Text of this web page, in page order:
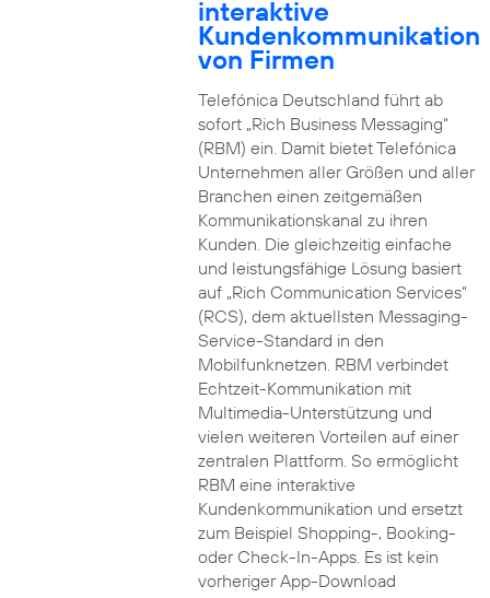
interaktive
Kundenkommunikation
von Firmen
Telefónica Deutschland führt ab
sofort „Rich Business Messaging“
(RBM) ein. Damit bietet Telefónica
Unternehmen aller Größen und aller
Branchen einen zeitgemäßen
Kommunikationskanal zu ihren
Kunden. Die gleichzeitig einfache
und leistungsfähige Lösung basiert
auf „Rich Communication Services“
(RCS), dem aktuellsten Messaging-
Service-Standard in den
Mobilfunknetzen. RBM verbindet
Echtzeit-Kommunikation mit
Multimedia-Unterstützung und
vielen weiteren Vorteilen auf einer
zentralen Plattform. So ermöglicht
RBM eine interaktive
Kundenkommunikation und ersetzt
zum Beispiel Shopping-, Booking-
oder Check-In-Apps. Es ist kein
vorheriger App-Download